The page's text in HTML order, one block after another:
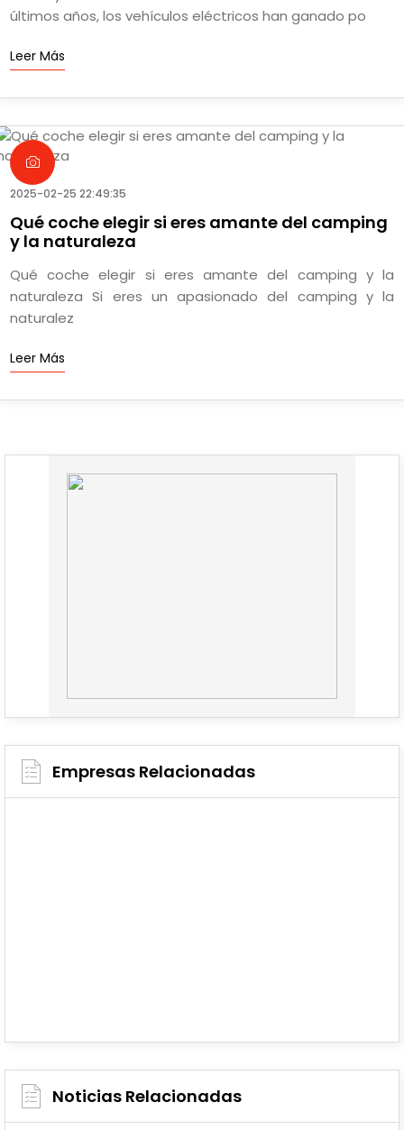
últimos años, los vehículos eléctricos han ganado po
Leer Más
2025-02-25 22:49:35
Qué coche elegir si eres amante del camping
y la naturaleza
Qué coche elegir si eres amante del camping y la
naturaleza Si eres un apasionado del camping y la
naturalez
Leer Más
Empresas Relacionadas
Noticias Relacionadas